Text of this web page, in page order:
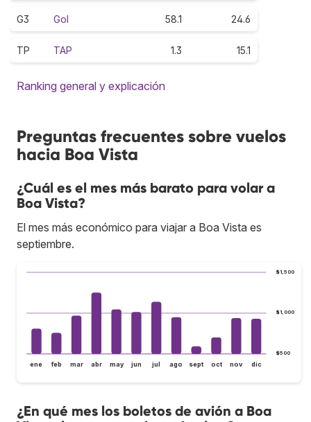
G3 Gol 58.1 24.6
TP TAP 1.3 15.1
Ranking general y explicación
Preguntas frecuentes sobre vuelos
hacia Boa Vista
¿Cuál es el mes más barato para volar a
Boa Vista?
El mes más económico para viajar a Boa Vista es
septiembre.
$500
$1,000
$1,500
ene feb mar abr may jun jul ago sept oct nov dic
¿En qué mes los boletos de avión a Boa